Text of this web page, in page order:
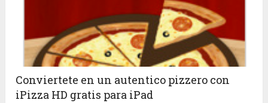
Conviertete en un autentico pizzero con
iPizza HD gratis para iPad